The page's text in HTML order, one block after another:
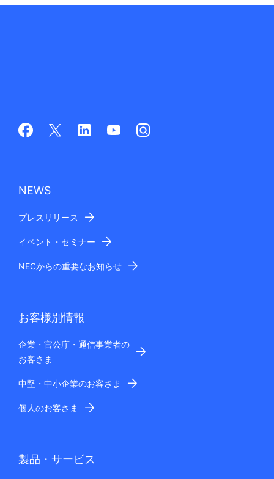
NEWS
プレスリリース
イベント・セミナー
NECからの重要なお知らせ
お客様別情報
企業・官公庁・通信事業者の
お客さま
中堅・中小企業のお客さま
個人のお客さま
製品・サービス